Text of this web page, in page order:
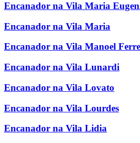
Encanador na Vila Maria
Encanador na Vila Maria
Encanador na Vila Manoel
Encanador na Vila Lunardi
Encanador na Vila Lovato
Encanador na Vila Lourdes
Encanador na Vila Lidia